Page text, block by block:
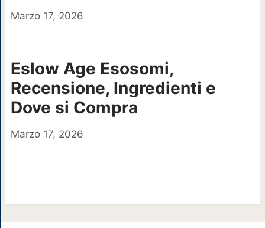
Marzo 17, 2026
Eslow Age Esosomi,
Recensione, Ingredienti e
Dove si Compra
Marzo 17, 2026